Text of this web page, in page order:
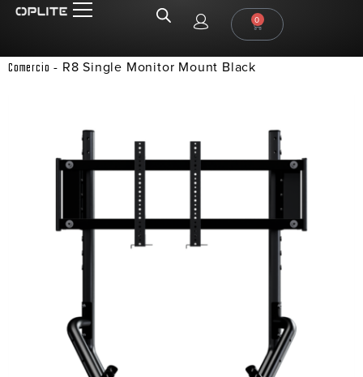
0
Comercio - R8 Single Monitor Mount Black